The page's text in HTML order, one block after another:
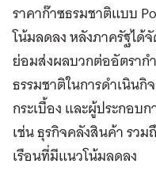
ราคาก๊าซธรมชาติแบบ
โน้มลดลง หลังภาครัฐได้
ย่อมส่งผลบวกต่ออัตราก
ธรรมชาติในการดำเนินกิ
กระเบื้อง และผู้ประกอบ
เช่น ธุรกิจคลังสินค้า รว
เรือนที่มีแนวโน้มลดลง